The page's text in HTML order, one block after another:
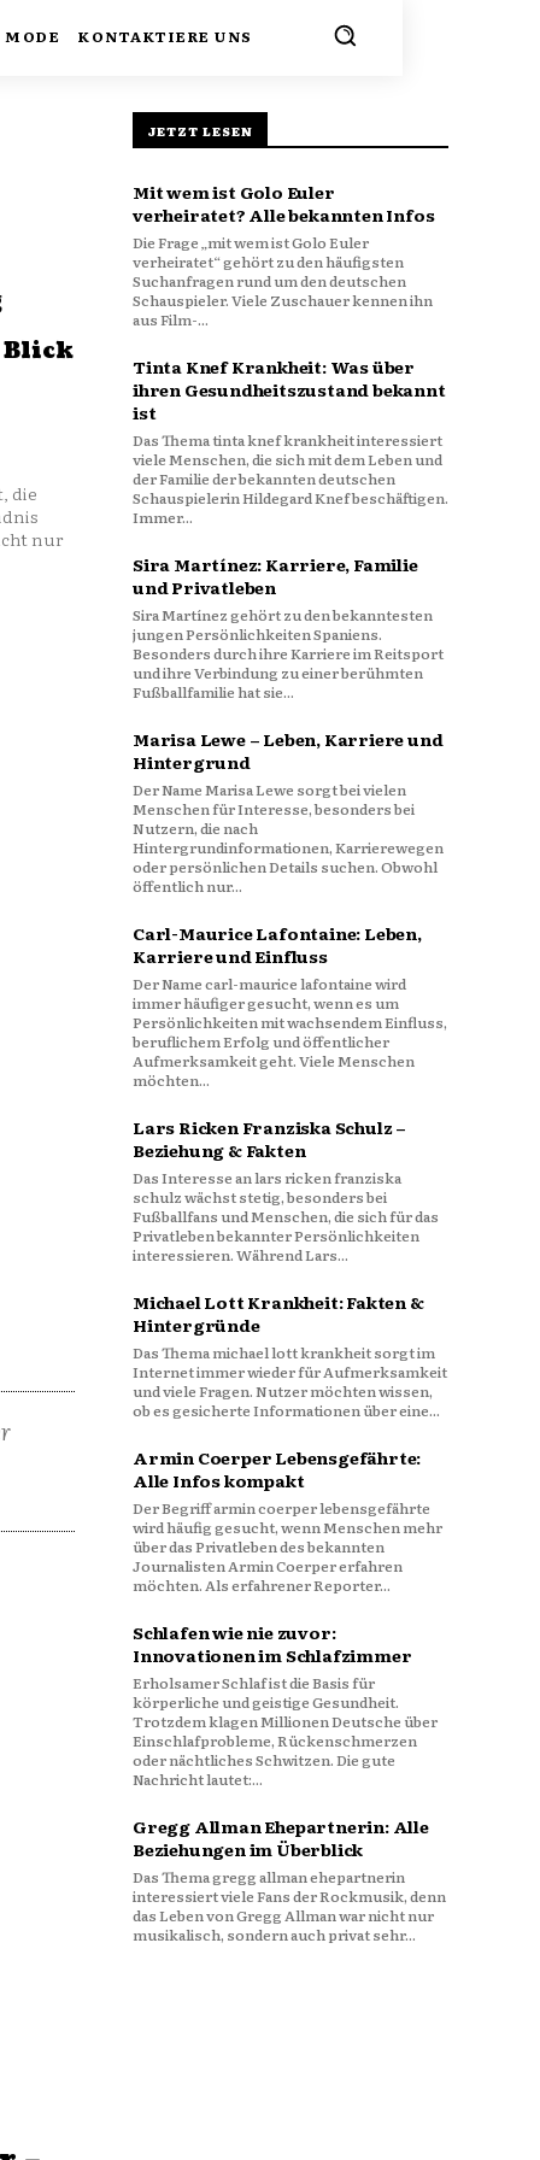
MODE KONTAKTIERE UNS
Blick
die
nur
JETZT LESEN
Mit wem ist Golo Euler
verheiratet? Alle bekannten Infos
Die Frage „mit wem ist Golo Euler
verheiratet“ gehört zu den häufigsten
Suchanfragen rund um den deutschen
Schauspieler. Viele Zuschauer kennen ihn
aus Film-...
Tinta Knef Krankheit: Was über
ihren Gesundheitszustand bekannt
ist
Das Thema tinta knef krankheit interessiert
viele Menschen, die sich mit dem Leben und
der Familie der bekannten deutschen
Schauspielerin Hildegard Knef beschäftigen.
Immer...
Sira Martínez: Karriere, Familie
und Privatleben
Sira Martínez gehört zu den bekanntesten
jungen Persönlichkeiten Spaniens.
Besonders durch ihre Karriere im Reitsport
und ihre Verbindung zu einer berühmten
Fußballfamilie hat sie...
Marisa Lewe – Leben, Karriere und
Hintergrund
Der Name Marisa Lewe sorgt bei vielen
Menschen für Interesse, besonders bei
Nutzern, die nach
Hintergrundinformationen, Karrierewegen
oder persönlichen Details suchen. Obwohl
öffentlich nur...
Carl-Maurice Lafontaine: Leben,
Karriere und Einfluss
Der Name carl-maurice lafontaine wird
immer häufiger gesucht, wenn es um
Persönlichkeiten mit wachsendem Einfluss,
beruflichem Erfolg und öffentlicher
Aufmerksamkeit geht. Viele Menschen
möchten...
Lars Ricken Franziska Schulz –
Beziehung & Fakten
Das Interesse an lars ricken franziska
schulz wächst stetig, besonders bei
Fußballfans und Menschen, die sich für das
Privatleben bekannter Persönlichkeiten
interessieren. Während Lars...
Michael Lott Krankheit: Fakten &
Hintergründe
Das Thema michael lott krankheit sorgt im
Internet immer wieder für Aufmerksamkeit
und viele Fragen. Nutzer möchten wissen,
ob es gesicherte Informationen über eine...
Armin Coerper Lebensgefährte:
Alle Infos kompakt
Der Begriff armin coerper lebensgefährte
wird häufig gesucht, wenn Menschen mehr
über das Privatleben des bekannten
Journalisten Armin Coerper erfahren
möchten. Als erfahrener Reporter...
Schlafen wie nie zuvor:
Innovationen im Schlafzimmer
Erholsamer Schlaf ist die Basis für
körperliche und geistige Gesundheit.
Trotzdem klagen Millionen Deutsche über
Einschlafprobleme, Rückenschmerzen
oder nächtliches Schwitzen. Die gute
Nachricht lautet:...
Gregg Allman Ehepartnerin: Alle
Beziehungen im Überblick
Das Thema gregg allman ehepartnerin
interessiert viele Fans der Rockmusik, denn
das Leben von Gregg Allman war nicht nur
musikalisch, sondern auch privat sehr...